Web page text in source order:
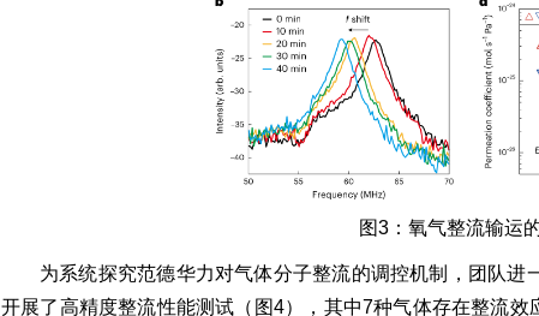
图3：氧气整流输运
为系统探究范德华力对气体分子整流的调控机制，团队
开展了高精度整流性能测试（图4），其中7种气体存在整流